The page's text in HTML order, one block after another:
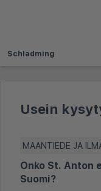
Schladming
Usein
MAANTIEDE JA
Onko St. Anton
Suomi?